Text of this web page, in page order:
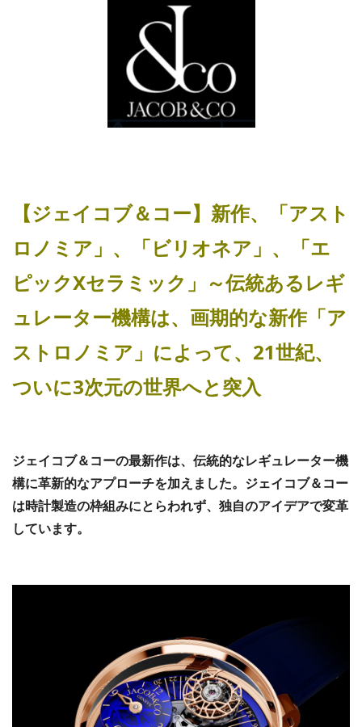
【ジェイコブ＆コー】新作、「アスト
ロノミア」、「ビリオネア」、「エ
ピックXセラミック」～伝統あるレギ
ュレーター機構は、画期的な新作「ア
ストロノミア」によって、21世紀、
ついに3次元の世界へと突入
ジェイコブ＆コーの最新作は、伝統的なレギュレーター機
構に革新的なアプローチを加えました。ジェイコブ＆コー
は時計製造の枠組みにとらわれず、独自のアイデアで変革
しています。